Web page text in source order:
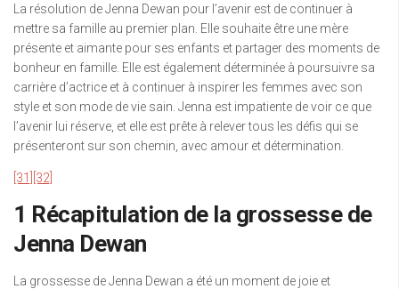
La résolution de Jenna Dewan pour l’avenir est de continuer à
mettre sa famille au premier plan. Elle souhaite être une mère
présente et aimante pour ses enfants et partager des moments de
bonheur en famille. Elle est également déterminée à poursuivre sa
carrière d’actrice et à continuer à inspirer les femmes avec son
style et son mode de vie sain. Jenna est impatiente de voir ce que
l’avenir lui réserve, et elle est prête à relever tous les défis qui se
présenteront sur son chemin, avec amour et détermination.
[31] [32]
1 Récapitulation de la grossesse de
Jenna Dewan
La grossesse de Jenna Dewan a été un moment de joie et